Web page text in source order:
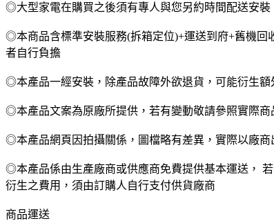
◎大型家電在購買之後須有專人與您另約時間配送安
◎本商品含標準安裝服務(拆箱定位)+運送到府+舊機回
者自行負擔
◎本產品一經安裝，除產品故障外欲退貨，可能衍生
◎本產品文案為原廠所提供，若有變動敬請參照實際商
◎本產品網頁因拍攝關係，圖檔略有差異，實際以廠商
◎本產品係由生產廠商或供應商免費提供基本運送，
衍生之費用，須由訂購人自行支付供貨廠商
商品運送